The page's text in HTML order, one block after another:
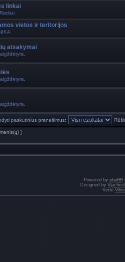
linkai
vietos ir teritorijos
atsakymai
paskutinius pranešimus:
]
Powered by phpBB
Designed by
Vertė